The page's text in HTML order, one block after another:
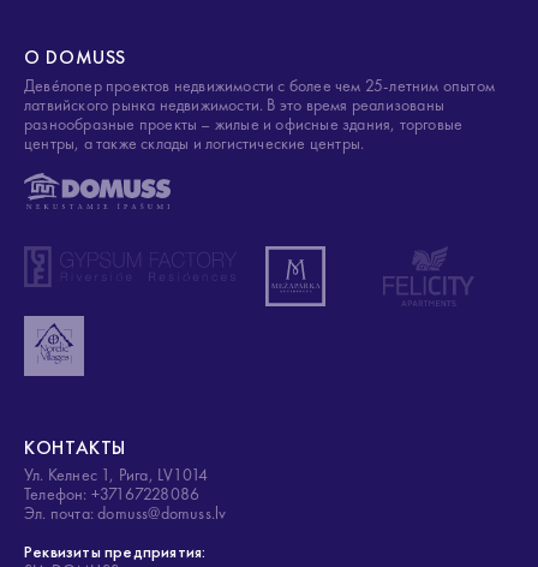
О DOMUSS
Деве́лопер проектов недвижимости с более чем 25-летним опытом
латвийского рынка недвижимости. В это время реализованы
разнообразные проекты – жилые и офисные здания, торговые
центры, а также склады и логистические центры.
КОНТАКТЫ
Ул. Келнес 1, Рига, LV1014
Телефон: +37167228086
Эл. почта: domuss@domuss.lv
Реквизиты предприятия: